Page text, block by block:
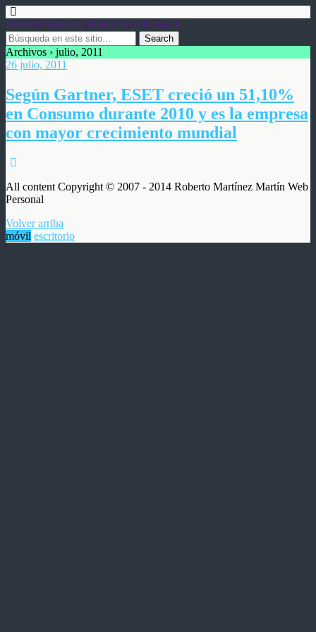
Roberto Martínez Martín Web Personal
Archivos › julio, 2011
26 julio, 2011
Según Gartner, ESET creció un 51,10%
en Consumo durante 2010 y es la empresa
con mayor crecimiento mundial
All content Copyright © 2007 - 2014 Roberto Martínez Martín Web
Personal
Volver arriba
móvil escritorio